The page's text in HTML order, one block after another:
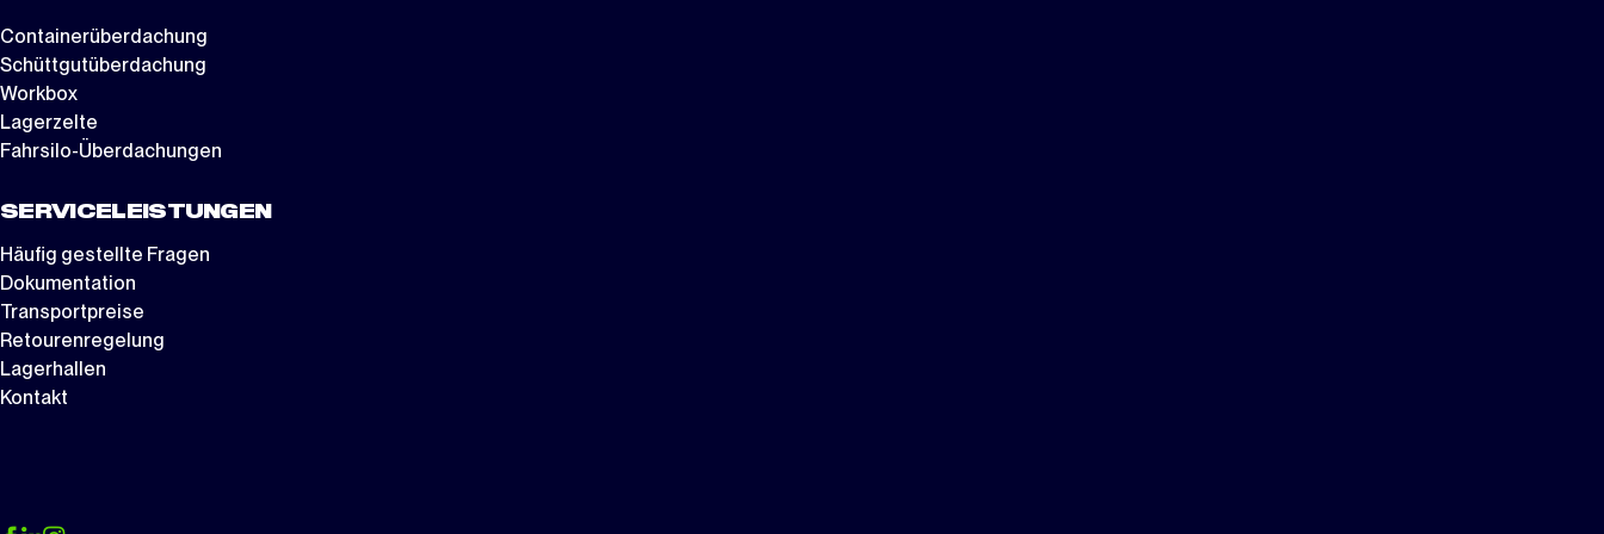
Containerüberdachung
Schüttgutüberdachung
Workbox
Lagerzelte
Fahrsilo-Überdachungen
SERVICELEISTUNGEN
Häufig gestellte Fragen
Dokumentation
Transportpreise
Retourenregelung
Lagerhallen
Kontakt